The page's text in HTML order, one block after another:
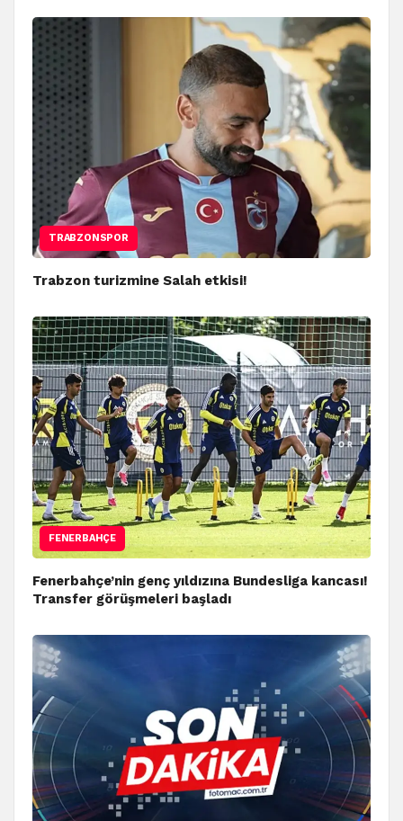
TRABZONSPOR
Trabzon turizmine Salah etkisi!
FENERBAHÇE
Fenerbahçe’nin genç yıldızına Bundesliga kancası!
Transfer görüşmeleri başladı